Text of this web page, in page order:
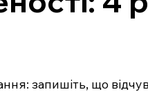
запишіть, що